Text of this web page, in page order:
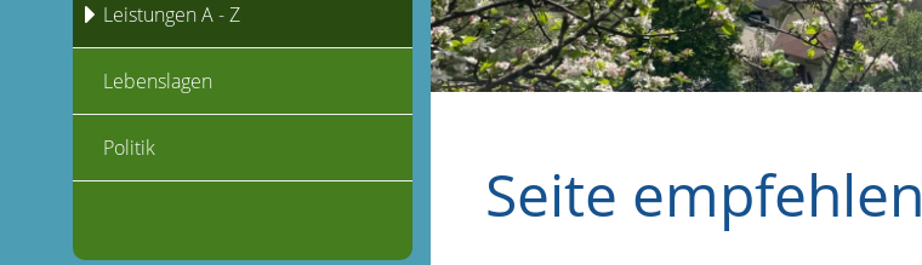
Seite empfehlen
Leistungen A - Z
Lebenslagen
Politik